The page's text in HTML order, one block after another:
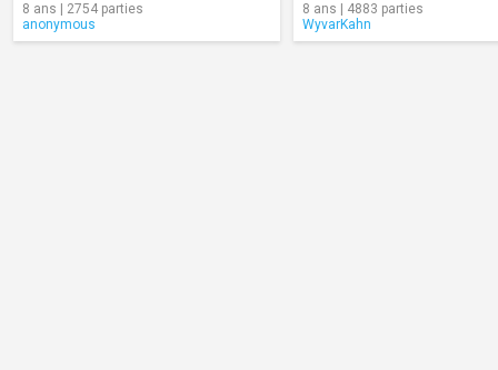
8 ans | 2754 parties
anonymous
8 ans | 4883 parties
WyvarKahn